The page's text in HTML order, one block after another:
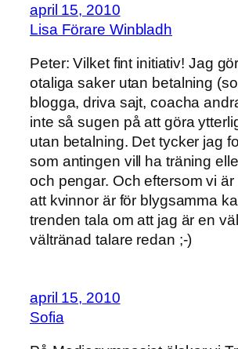
april 15, 2010
Lisa Förare Winbladh
Peter: Vilket fint initiativ! Jag
otaliga saker utan betalning
blogga, driva sajt, coacha
inte så sugen på att göra
utan betalning. Det tycker jag
som antingen vill ha träning
och pengar. Och eftersom vi
att kvinnor är för blygsamma
trenden tala om att jag är en
vältränad talare redan ;-)
april 15, 2010
Sofia